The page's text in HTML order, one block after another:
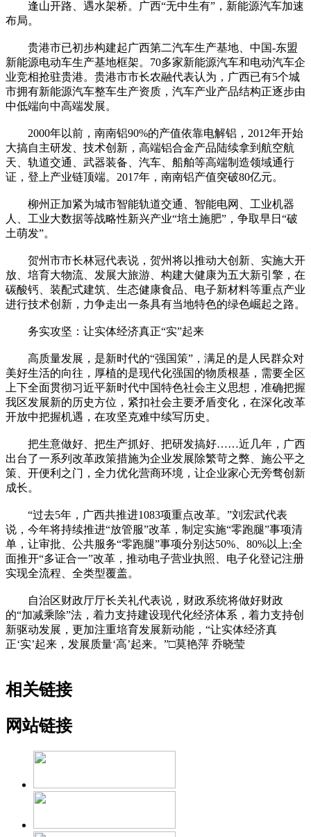
逢山开路、遇水架桥。广西“无中生有”，新能源汽车加速
布局。
贵港市已初步构建起广西第二汽车生产基地、中国-东盟
新能源电动车生产基地框架。70多家新能源汽车和电动汽车企
业竞相抢驻贵港。贵港市市长农融代表认为，广西已有5个城
市拥有新能源汽车整车生产资质，汽车产业产品结构正逐步由
中低端向中高端发展。
2000年以前，南南铝90%的产值依靠电解铝，2012年开始
大搞自主研发、技术创新，高端铝合金产品陆续拿到航空航
天、轨道交通、武器装备、汽车、船舶等高端制造领域通行
证，登上产业链顶端。2017年，南南铝产值突破80亿元。
柳州正加紧为城市智能轨道交通、智能电网、工业机器
人、工业大数据等战略性新兴产业“培土施肥”，争取早日“破
土萌发”。
贺州市市长林冠代表说，贺州将以推动大创新、实施大开
放、培育大物流、发展大旅游、构建大健康为五大新引擎，在
碳酸钙、装配式建筑、生态健康食品、电子新材料等重点产业
进行技术创新，力争走出一条具有当地特色的绿色崛起之路。
务实攻坚：让实体经济真正“实”起来
高质量发展，是新时代的“强国策”，满足的是人民群众对
美好生活的向往，厚植的是现代化强国的物质根基，需要全区
上下全面贯彻习近平新时代中国特色社会主义思想，准确把握
我区发展新的历史方位，紧扣社会主要矛盾变化，在深化改革
开放中把握机遇，在攻坚克难中续写历史。
把生意做好、把生产抓好、把研发搞好……近几年，广西
出台了一系列改革政策措施为企业发展除繁苛之弊、施公平之
策、开便利之门，全力优化营商环境，让企业家心无旁骛创新
成长。
“过去5年，广西共推进1083项重点改革。”刘宏武代表
说，今年将持续推进“放管服”改革，制定实施“零跑腿”事项清
单，让审批、公共服务“零跑腿”事项分别达50%、80%以上;全
面推开“多证合一”改革，推动电子营业执照、电子化登记注册
实现全流程、全类型覆盖。
自治区财政厅厅长关礼代表说，财政系统将做好财政
的“加减乘除”法，着力支持建设现代化经济体系，着力支持创
新驱动发展，更加注重培育发展新动能，“让实体经济真
正‘实’起来，发展质量‘高’起来。”□莫艳萍 乔晓莹
相关链接
网站链接